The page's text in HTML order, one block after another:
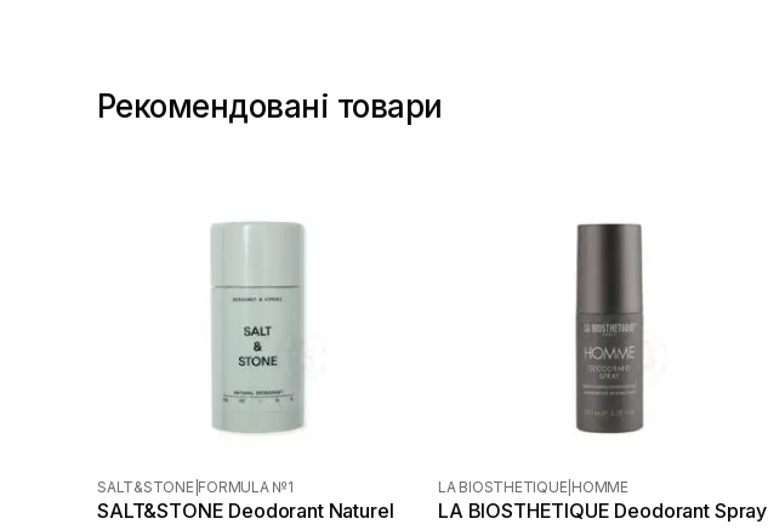
Рекомендовані товари
SALT&STONE FORMULA №1
SALT&STONE Deodorant Naturel
LA BIOSTHETIQUE HOMME
LA BIOSTHETIQUE Deodorant Spray